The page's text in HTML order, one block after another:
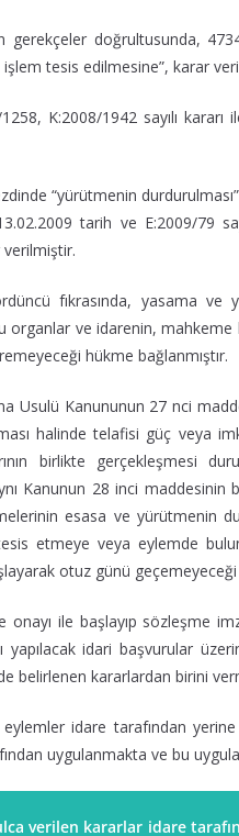
gerekçeler doğrultusunda,
işlem tesis edilmesine”, karar
K:2008/1942 sayılı
“yürütmenin
tarih ve E:2009/79
verilmiştir.
fıkrasında, yasama
ve idarenin, mahkeme
hükme bağlanmıştır.
Usulü Kanununun 27 nci
halinde telafisi güç veya
birlikte gerçekleşmesi
Kanunun 28 inci maddesinin
esasa ve yürütmenin
etmeye veya eylemde
otuz günü geçemeyeceği
ile başlayıp sözleşme
idari başvurular
belirlenen kararlardan birini
idare tarafından
uygulanmakta ve bu
verilen kararlar idare